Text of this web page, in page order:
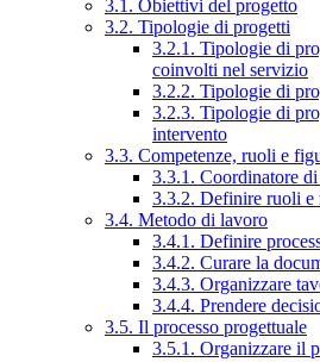
3.1. Obiettivi del progetto
3.2. Tipologie di progetti
3.2.1. Tipologie di
coinvolti nel servizio
3.2.2. Tipologie di
3.2.3. Tipologie di
intervento
3.3. Competenze, ruoli e
3.3.1. Coordinatore
3.3.2. Definire ruoli e
3.4. Metodo di lavoro
3.4.1. Definire
3.4.2. Curare la
3.4.3. Organizzare
3.4.4. Prendere
3.5. Il processo progettuale
3.5.1. Organizzare il